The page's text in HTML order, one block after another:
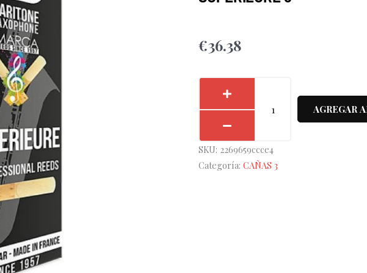
€36.38
Barítono
Marca
AGREGAR
SKU: 2269659ccce4
Categoría: CAÑAS 3